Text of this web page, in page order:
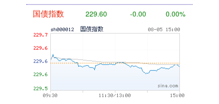
国债指数 229.60 -0.00 0.00%